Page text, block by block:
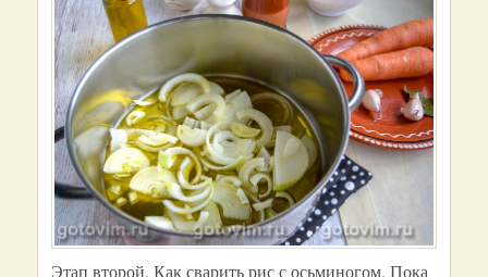
Этап второй. Как сварить рис с осьминогом. Пока